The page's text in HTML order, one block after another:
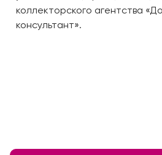
коллекторского агентства
консультант».